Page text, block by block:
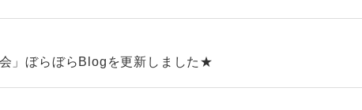
」ぼらぼらBlogを更新しました★